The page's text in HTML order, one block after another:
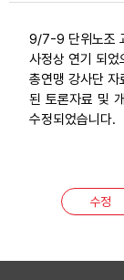
9/7-9 단위노조
사정상 연기 되었
총연맹 강사단
된 토론자료 및
수정되었습니다.
수정
미디어자료
카드뉴스
부설기관